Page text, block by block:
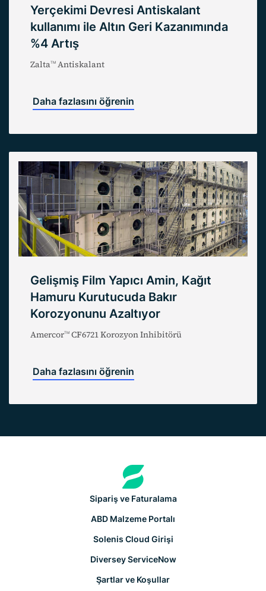
Yerçekimi Devresi Antiskalant
kullanımı ile Altın Geri Kazanımında
%4 Artış
Zalta TM Antiskalant
Daha fazlasını öğrenin
Gelişmiş Film Yapıcı Amin, Kağıt
Hamuru Kurutucuda Bakır
Korozyonunu Azaltıyor
Amercor TM CF6721 Korozyon Inhibitörü
Daha fazlasını öğrenin
Sipariş ve Faturalama
ABD Malzeme Portalı
Solenis Cloud Girişi
Diversey ServiceNow
Şartlar ve Koşullar